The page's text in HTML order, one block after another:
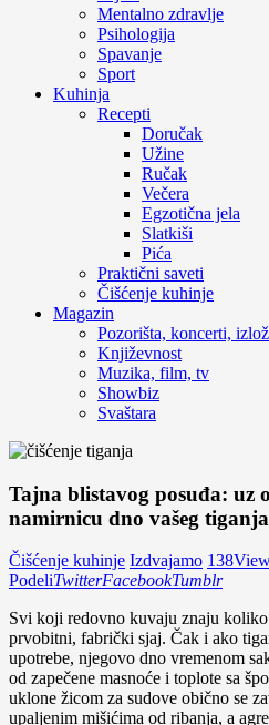
Mentalno zdravlje
Psihologija
Spavanje
Sport
Kuhinja
Recepti
Doručak
Užine
Ručak
Večera
Egzotična jela
Slatkiši
Pića
Praktični saveti
Čišćenje kuhinje
Magazin
Pozorišta, koncerti,
Književnost
Muzika, film, tv
Showbiz
Svaštara
Tajna blistavog posuđa: uz
namirnicu dno vašeg
Čišćenje kuhinje Izdvajamo 138
PodeliTwitterFacebookTumblr
Svi koji redovno kuvaju znaju
prvobitni, fabrički sjaj. Čak i ako
upotrebe, njegovo dno vremenom
od zapečene masnoće i toplote sa
uklone žicom za sudove obično se
upaljenim mišićima od ribanja, a